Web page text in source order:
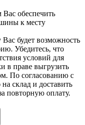
обеспечить
к месту
Вас будет возможность
Убедитесь, что
условий для
в праве выгрузить
По согласованию с
склад и доставить
повторную оплату.